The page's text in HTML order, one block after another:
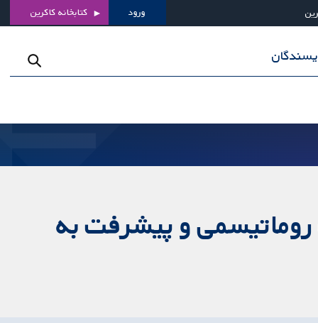
ورود کتابخانه کاکرین
روماتیسمی و پیشرفت به